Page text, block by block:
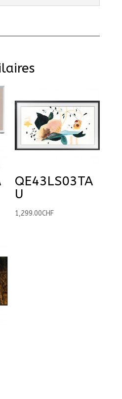
QE43LS03TA
U
1,299.00CHF